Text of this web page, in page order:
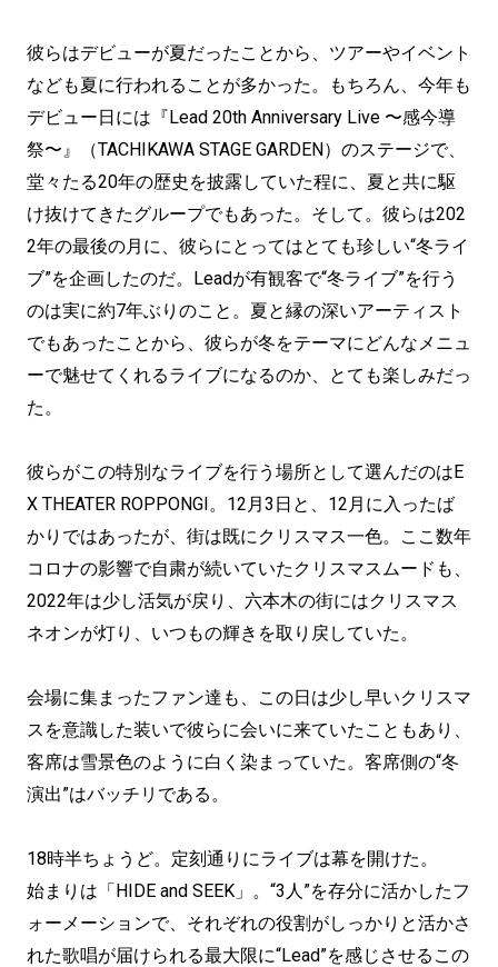
彼らはデビューが夏だったことから、ツアーやイベント
なども夏に行われることが多かった。もちろん、今年も
デビュー日には『Lead 20th Anniversary Live 〜感今導
祭〜』（TACHIKAWA STAGE GARDEN）のステージで、
堂々たる20年の歴史を披露していた程に、夏と共に駆
け抜けてきたグループでもあった。そして。彼らは202
2年の最後の月に、彼らにとってはとても珍しい“冬ライ
ブ”を企画したのだ。Leadが有観客で“冬ライブ”を行う
のは実に約7年ぶりのこと。夏と縁の深いアーティスト
でもあったことから、彼らが冬をテーマにどんなメニュ
ーで魅せてくれるライブになるのか、とても楽しみだっ
た。
彼らがこの特別なライブを行う場所として選んだのはE
X THEATER ROPPONGI。12月3日と、12月に入ったば
かりではあったが、街は既にクリスマス一色。ここ数年
コロナの影響で自粛が続いていたクリスマスムードも、
2022年は少し活気が戻り、六本木の街にはクリスマス
ネオンが灯り、いつもの輝きを取り戻していた。
会場に集まったファン達も、この日は少し早いクリスマ
スを意識した装いで彼らに会いに来ていたこともあり、
客席は雪景色のように白く染まっていた。客席側の“冬
演出”はバッチリである。
18時半ちょうど。定刻通りにライブは幕を開けた。
始まりは「HIDE and SEEK」。“3人”を存分に活かしたフ
ォーメーションで、それぞれの役割がしっかりと活かさ
れた歌唱が届けられる最大限に“Lead”を感じさせるこの